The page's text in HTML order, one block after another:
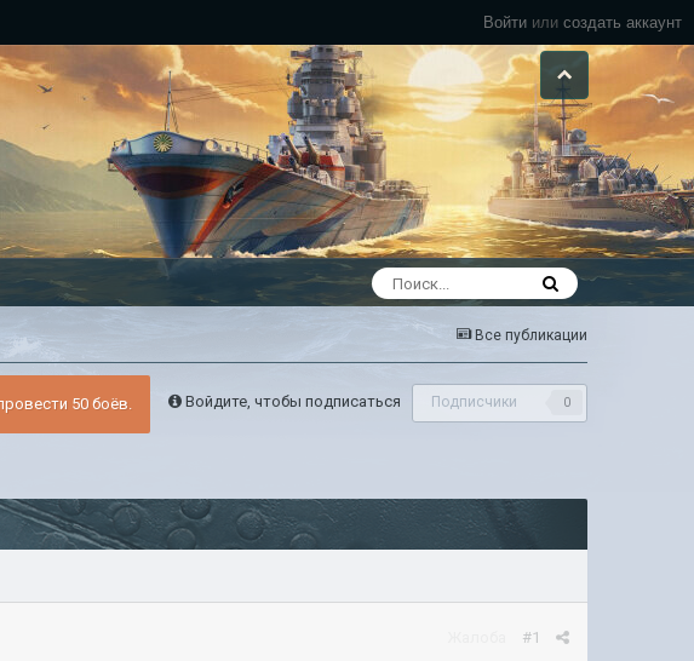
Войти или создать аккаунт
Все публикации
Войдите, чтобы подписаться Подписчики 0
50 боёв.
#1